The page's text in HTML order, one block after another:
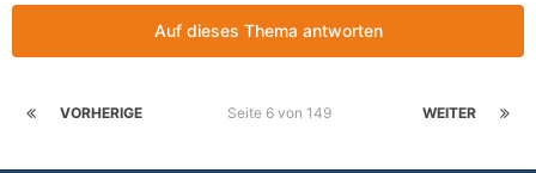
Auf dieses Thema antworten
VORHERIGE WEITER
Seite 6 von 149